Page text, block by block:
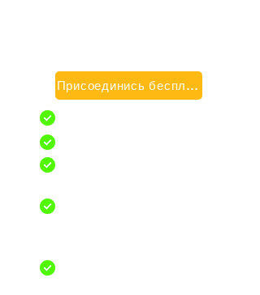
при необходимости
Присоединись бесплатно